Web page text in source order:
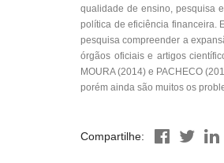
qualidade de ensino, pesquisa
política de eficiência financeira.
pesquisa compreender a
órgãos oficiais e artigos
MOURA (2014) e PACHECO
porém ainda são muitos os
Compartilhe: